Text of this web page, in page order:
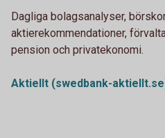
Dagliga bolagsanalyser,
aktierekommendationer,
pension och privatekonomi.
Aktiellt (swedbank-